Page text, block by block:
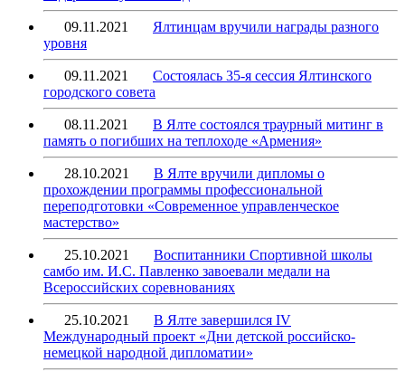
09.11.2021
Ялтинцам вручили награды разного
уровня
09.11.2021
Состоялась 35-я сессия Ялтинского
городского совета
08.11.2021
В Ялте состоялся траурный митинг в
память о погибших на теплоходе «Армения»
28.10.2021
В Ялте вручили дипломы о
прохождении программы профессиональной
переподготовки «Современное управленческое
мастерство»
25.10.2021
Воспитанники Спортивной школы
самбо им. И.С. Павленко завоевали медали на
Всероссийских соревнованиях
25.10.2021
В Ялте завершился IV
Международный проект «Дни детской российско-
немецкой народной дипломатии»